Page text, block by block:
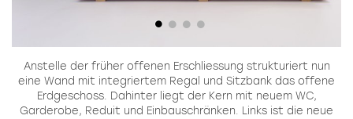
Anstelle der früher offenen Erschliessung strukturiert nun
eine Wand mit integriertem Regal und Sitzbank das offene
Erdgeschoss. Dahinter liegt der Kern mit neuem WC,
Garderobe, Reduit und Einbauschränken. Links ist die neue